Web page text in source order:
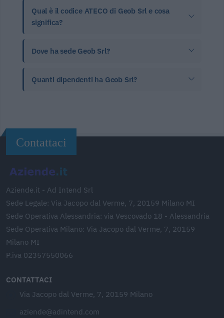
Qual è il codice ATECO di Geob Srl e cosa
significa?
Dove ha sede Geob Srl?
Quanti dipendenti ha Geob Srl?
Contattaci
Aziende.it - Ad Intend Srl
Sede Legale: Via Jacopo dal Verme, 7, 20159 Milano MI
Sede Operativa Alessandria: via Vescovado 18 - Alessandria
Sede Operativa Milano: Via Jacopo dal Verme, 7, 20159
Milano MI
P.iva 02357550066
CONTATTACI
Via Jacopo dal Verme, 7, 20159 Milano
aziende@adintend.com